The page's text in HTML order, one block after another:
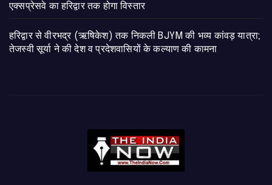
एक्सप्रेसवे का हरिद्वार तक होगा विस्तार
​हरिद्वार से वीरभद्र (ऋषिकेश) तक निकली BJYM की भव्य कांवड़ यात्रा;
तेजस्वी सूर्या ने की देश व प्रदेशवासियों के कल्याण की कामना